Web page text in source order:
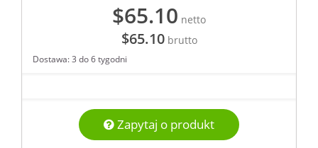
$65.10 netto
$65.10brutto
Dostawa: 3 do 6 tygodni
Zapytaj o produkt